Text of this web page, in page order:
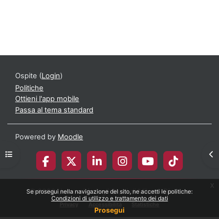
Se prosegui nella navigazione del sito, ne accetti le politiche:
Condizioni di utilizzo e trattamento dei dati
Prosegui
x
Apri indice del corso
Ospite (Login)
Politiche
Ottieni l'app mobile
Passa al tema standard
Powered by Moodle
© 2026 Università degli Studi di Milano-Bicocca